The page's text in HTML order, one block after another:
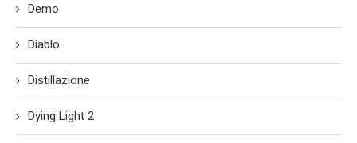
Demo
Diablo
Distillazione
Dying Light 2